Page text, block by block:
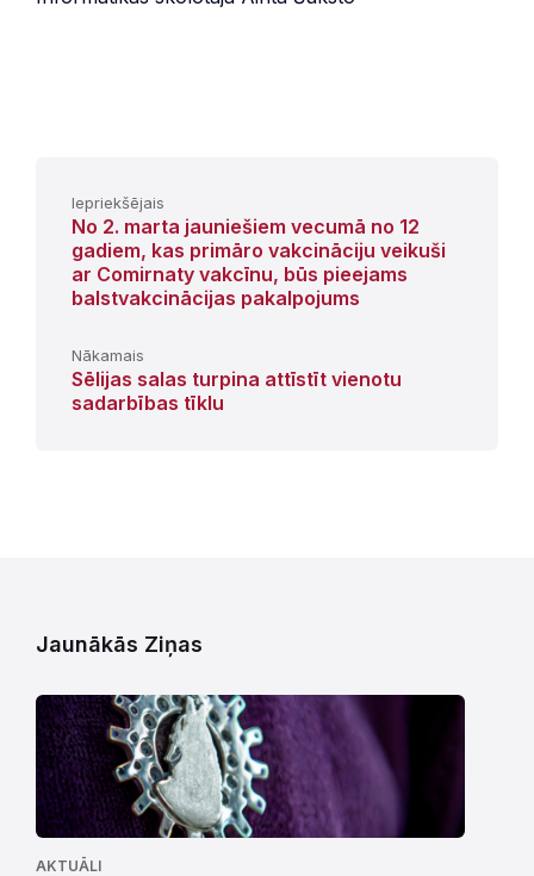
Iepriekšējais
No 2. marta jauniešiem vecumā no 12
gadiem, kas primāro vakcināciju veikuši
ar Comirnaty vakcīnu, būs pieejams
balstvakcinācijas pakalpojums
Nākamais
Sēlijas salas turpina attīstīt vienotu
sadarbības tīklu
Jaunākās Ziņas
AKTUĀLI